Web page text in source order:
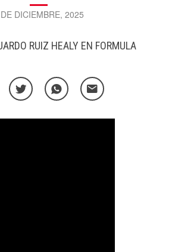
DICIEMBRE, 2025
RUIZ HEALY EN FORMULA